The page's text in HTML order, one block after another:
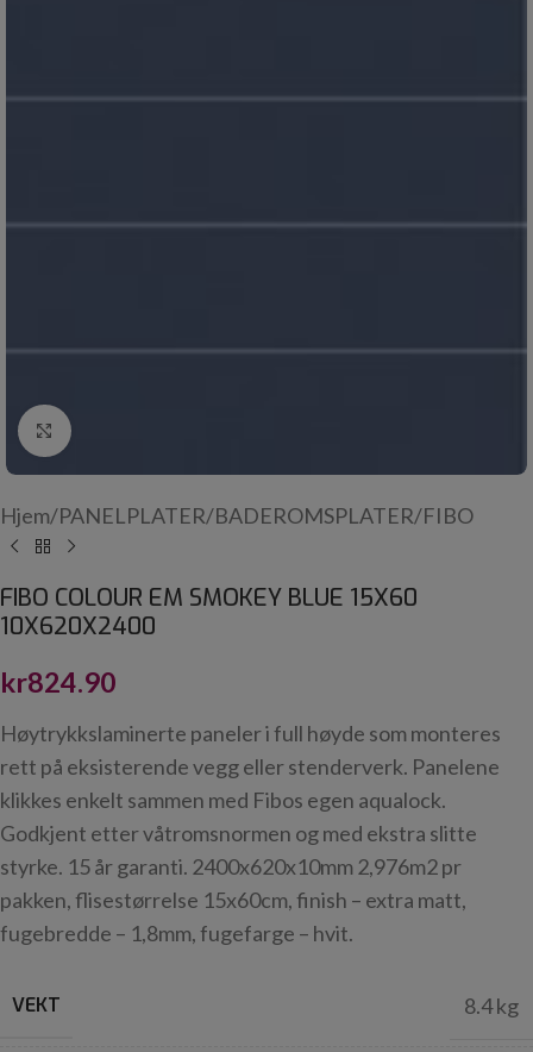
Click to enlarge
Hjem/PANELPLATER/BADEROMSPLATER/FIBO
FIBO COLOUR EM SMOKEY BLUE 15X60
10X620X2400
kr824.90
Høytrykkslaminerte paneler i full høyde som monteres
rett på eksisterende vegg eller stenderverk. Panelene
klikkes enkelt sammen med Fibos egen aqualock.
Godkjent etter våtromsnormen og med ekstra slitte
styrke. 15 år garanti. 2400x620x10mm 2,976m2 pr
pakken, flisestørrelse 15x60cm, finish – extra matt,
fugebredde – 1,8mm, fugefarge – hvit.
VEKT 8.4 kg